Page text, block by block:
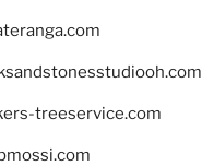
treeservice.com